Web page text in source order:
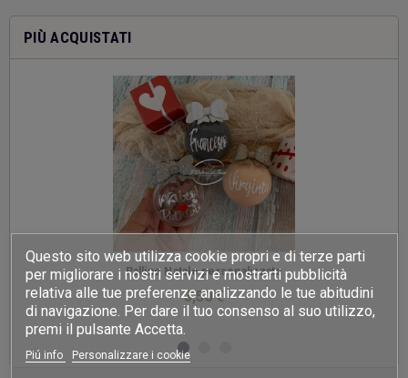
PIÙ ACQUISTATI
Palline Natale personalizzate
3,50 €
Questo sito web utilizza cookie propri e di terze parti
per migliorare i nostri servizi e mostrarti pubblicità
relativa alle tue preferenze analizzando le tue abitudini
di navigazione. Per dare il tuo consenso al suo utilizzo,
premi il pulsante Accetta.
Piú info Personalizzare i cookie